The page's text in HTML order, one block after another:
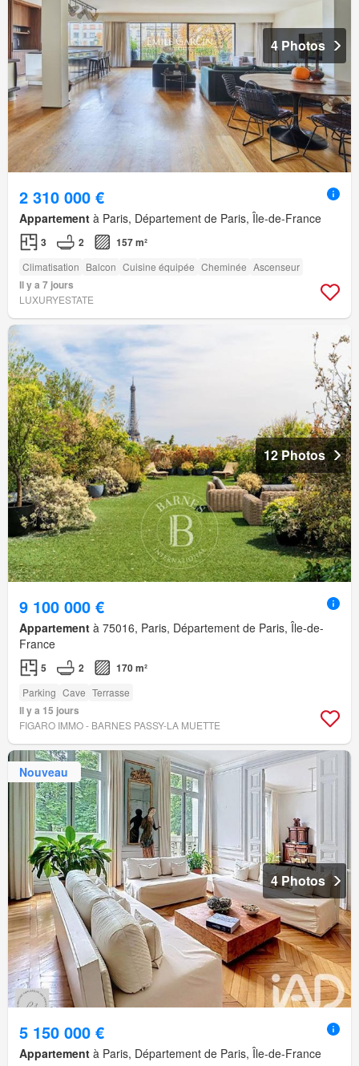
4 Photos
2 310 000 €
Appartement à Paris, Département de Paris, Île-de-France
3 2 157 m²
Climatisation Balcon Cuisine équipée Cheminée Ascenseur
Il y a 7 jours
LUXURYESTATE
12 Photos
9 100 000 €
Appartement à 75016, Paris, Département de Paris, Île-de-
France
5 2 170 m²
Parking Cave Terrasse
Il y a 15 jours
FIGARO IMMO - BARNES PASSY-LA MUETTE
Nouveau
4 Photos
5 150 000 €
Appartement à Paris, Département de Paris, Île-de-France